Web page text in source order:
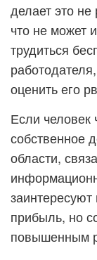
делает это
что не может
трудиться
оценить его
Если человек
собственное
области,
прибыль, но
повышенным